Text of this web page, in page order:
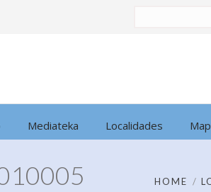
Mediateka Localidades
HOME